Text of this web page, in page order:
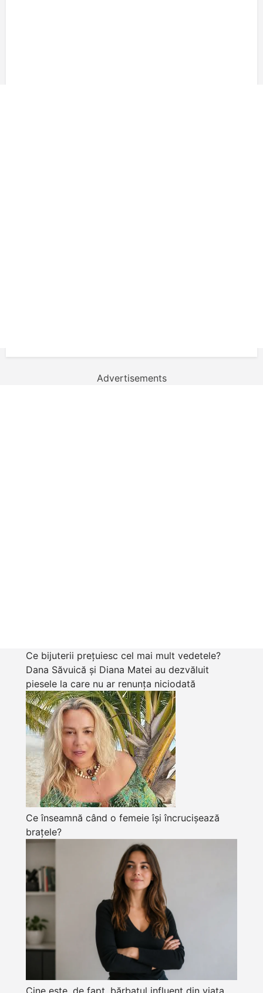
Advertisements
Ce bijuterii prețuiesc cel mai mult vedetele?
Dana Săvuică și Diana Matei au dezvăluit
piesele la care nu ar renunța niciodată
Ce înseamnă când o femeie își încrucișează
brațele?
Cine este, de fapt, bărbatul influent din viața